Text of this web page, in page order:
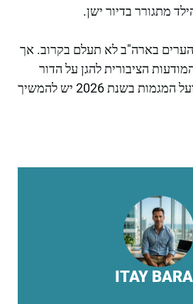
מתגורר בדיור ישן.
בארה"ב לא תעלם בקרוב. אך
הציבורית להגן על הדור
הבא עדיין מתפתחים, ועל המגמות בשנת 2026 יש להמשיך
ITAY